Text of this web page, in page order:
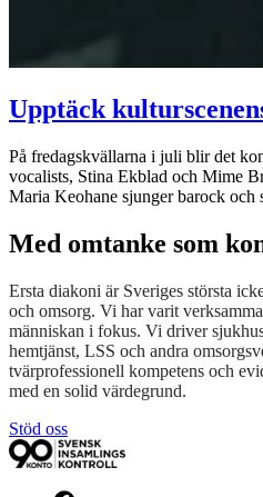
Upptäck
På fredagskvällarna i juli blir det
vocalists, Stina Ekblad och Mime
Maria Keohane sjunger barock och
Med omtanke som
Ersta diakoni är Sveriges största
och omsorg. Vi har varit
människan i fokus. Vi driver
hemtjänst, LSS och andra
tvärprofessionell kompetens och
med en solid värdegrund.
Stöd oss